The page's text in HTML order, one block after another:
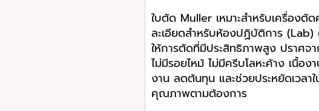
ใบตัด Muller เหมาะสำหรับเครื่องตั
ละเอียดสำหรับห้องปฏิบัติการ
ให้การตัดที่มีประสิทธิภาพสูง ปราศจา
ไม่มีรอยไหม้ ไม่มีครีบโลหะค้าง เนื้อ
งาน ลดต้นทุน และช่วยประหยัดเวลา
คุณภาพตามต้องการ